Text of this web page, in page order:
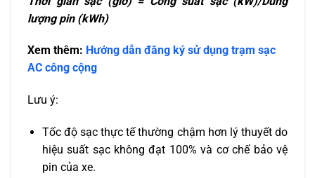
lượng pin (kWh)​
Xem thêm: Hướng dẫn đăng ký sử dụng trạm sạc
AC công cộng
Lưu ý:
Tốc độ sạc thực tế thường chậm hơn lý thuyết do
hiệu suất sạc không đạt 100% và cơ chế bảo vệ
pin của xe.